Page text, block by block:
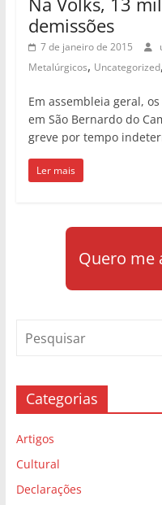
demissões
7 de janeiro de 2015
Metalúrgicos, Uncategorized,
Em assembleia geral,
em São Bernardo do
greve por tempo
Ler mais
Quero me
Categorias
Artigos
Cultural
Declarações